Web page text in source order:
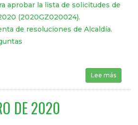
aprobar la lista de solicitudes de
(2020GZ020024).
de resoluciones de Alcaldía.
Lee más
DE 2020